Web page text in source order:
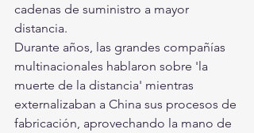
cadenas de suministro a mayor
distancia.
Durante años, las grandes compañías
multinacionales hablaron sobre 'la
muerte de la distancia' mientras
externalizaban a China sus procesos de
fabricación, aprovechando la mano de